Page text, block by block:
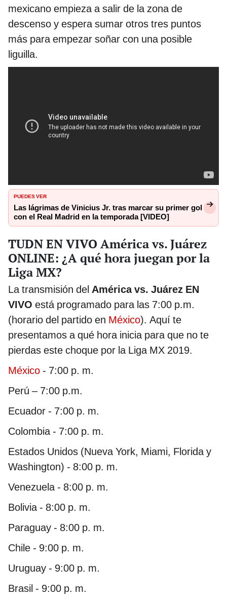
mexicano empieza a salir de la zona de
descenso y espera sumar otros tres puntos
más para empezar soñar con una posible
liguilla.
PUEDES VER
Las lágrimas de Vinicius Jr. tras marcar su primer gol
con el Real Madrid en la temporada [VIDEO]
TUDN EN VIVO América vs. Juárez
ONLINE: ¿A qué hora juegan por la
Liga MX?
La transmisión del América vs. Juárez EN
VIVO está programado para las 7:00 p.m.
(horario del partido en México). Aquí te
presentamos a qué hora inicia para que no te
pierdas este choque por la Liga MX 2019.
México - 7:00 p. m.
Perú – 7:00 p.m.
Ecuador - 7:00 p. m.
Colombia - 7:00 p. m.
Estados Unidos (Nueva York, Miami, Florida y
Washington) - 8:00 p. m.
Venezuela - 8:00 p. m.
Bolivia - 8:00 p. m.
Paraguay - 8:00 p. m.
Chile - 9:00 p. m.
Uruguay - 9:00 p. m.
Brasil - 9:00 p. m.